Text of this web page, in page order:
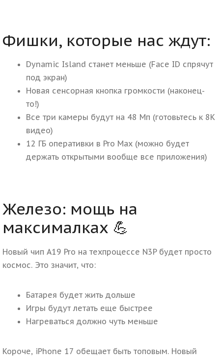
Фишки, которые нас ждут:
Dynamic Island станет меньше (Face ID спрячут
под экран)
Новая сенсорная кнопка громкости (наконец-
то!)
Все три камеры будут на 48 Мп (готовьтесь к 8K
видео)
12 ГБ оперативки в Pro Max (можно будет
держать открытыми вообще все приложения)
Железо: мощь на
максималках 💪
Новый чип A19 Pro на техпроцессе N3P будет просто
космос. Это значит, что:
Батарея будет жить дольше
Игры будут летать еще быстрее
Нагреваться должно чуть меньше
Короче, iPhone 17 обещает быть топовым. Новый